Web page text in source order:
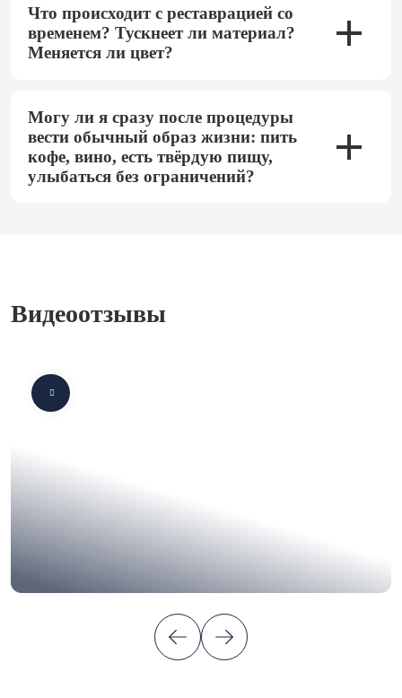
Что происходит с реставрацией со
временем? Тускнеет ли материал?
Меняется ли цвет?
Могу ли я сразу после процедуры
вести обычный образ жизни: пить
кофе, вино, есть твёрдую пищу,
улыбаться без ограничений?
Видеоотзывы